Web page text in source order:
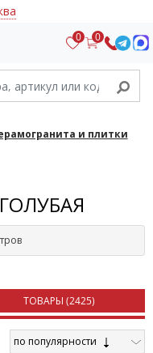
0 0
и плитки
ТОВАРЫ (2425)
по популярности